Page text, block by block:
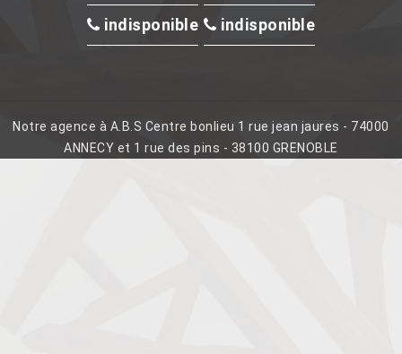
indisponible indisponible
Notre agence à A.B.S Centre bonlieu 1 rue jean jaures - 74000
ANNECY et 1 rue des pins - 38100 GRENOBLE